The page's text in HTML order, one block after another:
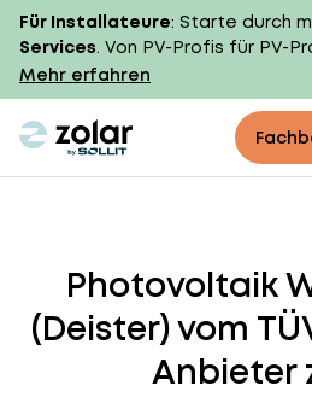
Für Installateure: Starte durch
Services. Von PV-Profis für PV-
Mehr erfahren
zolar logo
Photovoltaik
(Deister) vom
Anbieter